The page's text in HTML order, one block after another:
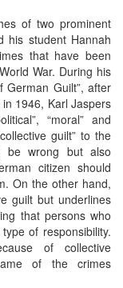
of two prominent
his student Hannah
that have been
War. During his
German Guilt”, after
1946, Karl Jaspers
“moral” and
guilt” to the
be wrong but also
citizen should
On the other hand,
guilt but underlines
that persons who
of responsibility.
of collective
of the crimes